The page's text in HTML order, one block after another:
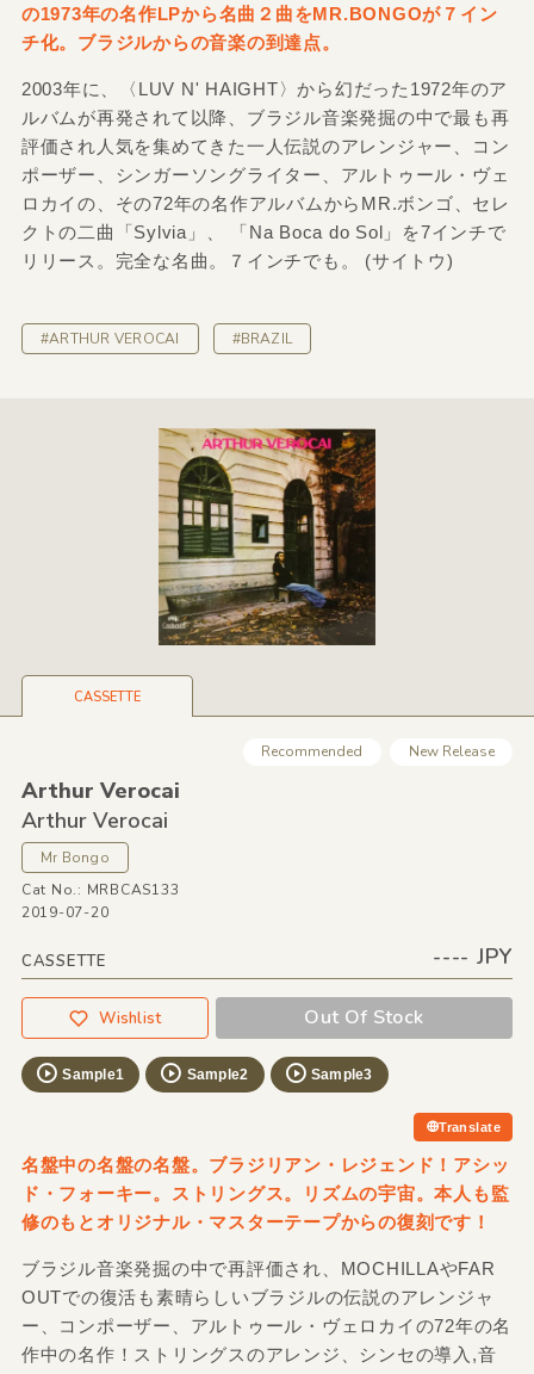
の1973年の名作LPから名曲２曲をMR.BONGOが７イン
チ化。ブラジルからの音楽の到達点。
2003年に、〈LUV N' HAIGHT〉から幻だった1972年のア
ルバムが再発されて以降、ブラジル音楽発掘の中で最も再
評価され人気を集めてきた一人伝説のアレンジャー、コン
ポーザー、シンガーソングライター、アルトゥール・ヴェ
ロカイの、その72年の名作アルバムからMR.ボンゴ、セレ
クトの二曲「Sylvia」、 「Na Boca do Sol」を7インチで
リリース。完全な名曲。７インチでも。 (サイトウ)
#ARTHUR VEROCAI #BRAZIL
CASSETTE
Recommended New Release
Arthur Verocai
Arthur Verocai
Mr Bongo
Cat No.: MRBCAS133
2019-07-20
CASSETTE ---- JPY
Wishlist Out Of Stock
Sample1 Sample2 Sample3
Translate
名盤中の名盤の名盤。ブラジリアン・レジェンド！アシッ
ド・フォーキー。ストリングス。リズムの宇宙。本人も監
修のもとオリジナル・マスターテープからの復刻です！
ブラジル音楽発掘の中で再評価され、MOCHILLAやFAR
OUTでの復活も素晴らしいブラジルの伝説のアレンジャ
ー、コンポーザー、アルトゥール・ヴェロカイの72年の名
作中の名作！ストリングスのアレンジ、シンセの導入,音